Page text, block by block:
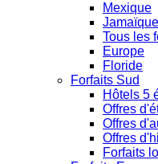
Mexique
Jamaïque
Tous les
Europe
Floride
Forfaits Sud
Hôtels 5
Offres
Offres
Offres
Forfaits